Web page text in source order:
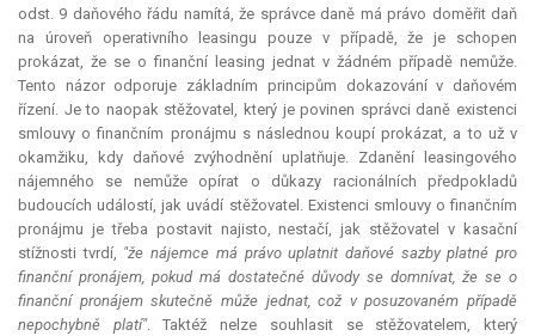
odst. 9 daňového řádu namítá, že správce daně má právo doměřit daň
na úroveň operativního leasingu pouze v případě, že je schopen
prokázat, že se o finanční leasing jednat v žádném případě nemůže.
Tento názor odporuje základním principům dokazování v daňovém
řízení. Je to naopak stěžovatel, který je povinen správci daně existenci
smlouvy o finančním pronájmu s následnou koupí prokázat, a to už v
okamžiku, kdy daňové zvýhodnění uplatňuje. Zdanění leasingového
nájemného se nemůže opírat o důkazy racionálních předpokladů
budoucích událostí, jak uvádí stěžovatel. Existenci smlouvy o finančním
pronájmu je třeba postavit najisto, nestačí, jak stěžovatel v kasační
stížnosti tvrdí, "že nájemce má právo uplatnit daňové sazby platné pro
finanční pronájem, pokud má dostatečné důvody se domnívat, že se o
finanční pronájem skutečně může jednat, což v posuzovaném případě
nepochybně platí". Taktéž nelze souhlasit se stěžovatelem, který